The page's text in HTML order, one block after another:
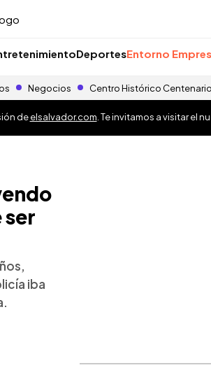
DeportesEntorno
Negocios Centro Histórico Centenario
deelsalvador.com . Te invitamos a visitar el
ser
iba